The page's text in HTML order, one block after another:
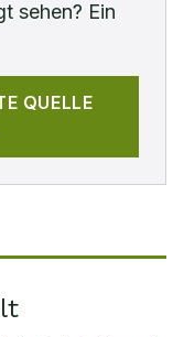
sehen? Ein
QUELLE